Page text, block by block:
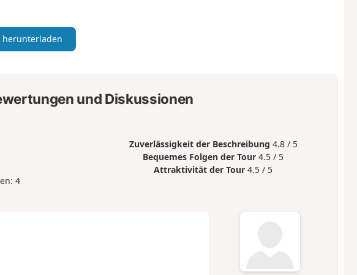
herunterladen
und Diskussionen
4
Zuverlässigkeit der Beschreibung 4.8 / 5
Bequemes Folgen der Tour 4.5 / 5
Attraktivität der Tour 4.5 / 5